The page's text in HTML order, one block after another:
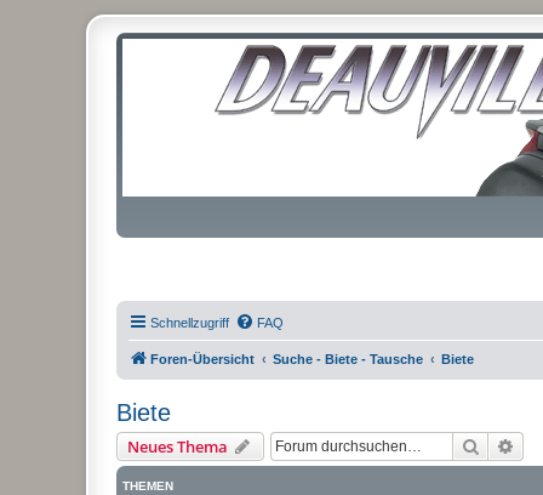
Schnellzugriff FAQ
Foren-Übersicht Suche - Biete - Tausche Biete
Biete
Neues Thema Suche
THEMEN